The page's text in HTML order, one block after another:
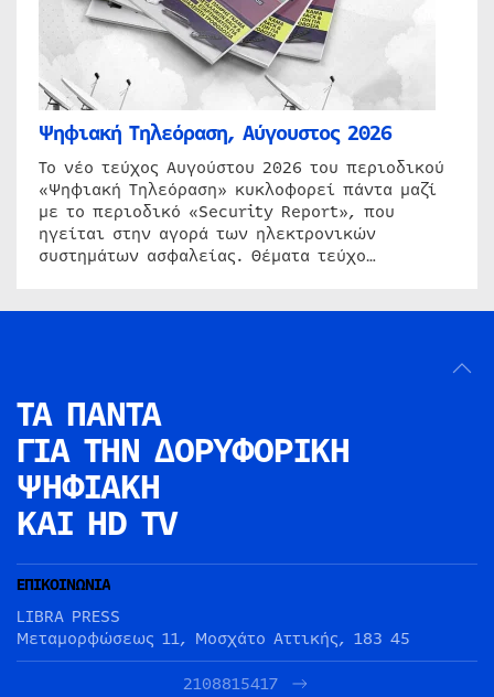
Ψηφιακή Τηλεόραση, Αύγουστος 2026
Το νέο τεύχος Αυγούστου 2026 του περιοδικού
«Ψηφιακή Τηλεόραση» κυκλοφορεί πάντα μαζί
με το περιοδικό «Security Report», που
ηγείται στην αγορά των ηλεκτρονικών
συστημάτων ασφαλείας. Θέματα τεύχο…
ΤΑ ΠΑΝΤΑ
ΓΙΑ ΤΗΝ ΔΟΡΥΦΟΡΙΚΗ
ΨΗΦΙΑΚΗ
ΚΑΙ HD TV
ΕΠΙΚΟΙΝΩΝΙΑ
LIBRA PRESS
Μεταμορφώσεως 11, Μοσχάτο Αττικής, 183 45
2108815417